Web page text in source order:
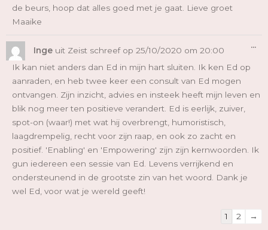
de beurs, hoop dat alles goed met je gaat. Lieve groet
Maaike
Inge uit Zeist schreef op 25/10/2020 om 20:00
Ik kan niet anders dan Ed in mijn hart sluiten. Ik ken Ed op
aanraden, en heb twee keer een consult van Ed mogen
ontvangen. Zijn inzicht, advies en insteek heeft mijn leven en
blik nog meer ten positieve verandert. Ed is eerlijk, zuiver,
spot-on (waar!) met wat hij overbrengt, humoristisch,
laagdrempelig, recht voor zijn raap, en ook zo zacht en
positief. 'Enabling' en 'Empowering' zijn zijn kernwoorden. Ik
gun iedereen een sessie van Ed. Levens verrijkend en
ondersteunend in de grootste zin van het woord. Dank je
wel Ed, voor wat je wereld geeft!
...
1 2 →